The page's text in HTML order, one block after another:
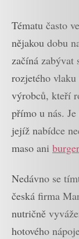
Tématu často
nějakou dobu
začíná zabývat
rozjetého
výrobců, kteří
přímo u nás.
jejíž nabídce
maso ani
Nedávno se
česká firma
nutričně
hotového